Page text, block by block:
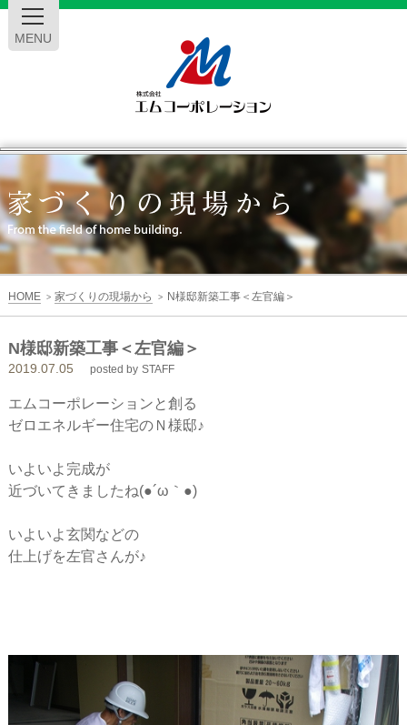
MENU
エ
ム
コ
ー
ポ
レ
ー
シ
ョ
ン
HOME > 家づくりの現場から > N様邸新築工事＜左官編＞
N様邸新築工事＜左官編＞
2019.07.05 posted by STAFF
エムコーポレーションと創る
ゼロエネルギー住宅のＮ様邸♪
いよいよ完成が
近づいてきましたね(●´ω｀●)
いよいよ玄関などの
仕上げを左官さんが♪